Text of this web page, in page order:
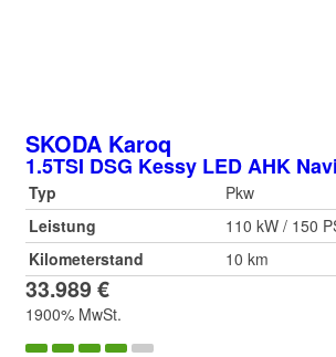
SKODA Karoq
1.5TSI DSG Kessy LED AHK
Typ
Pkw
Leistung
110 kW / 150
Kilometerstand
10 km
33.989 €
1900% MwSt.